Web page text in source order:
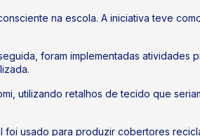
na escola. A iniciativa teve
foram implementadas atividades
utilizando retalhos de tecido que
usado para produzir cobertores